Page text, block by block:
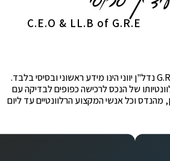
C.E.O & LL.B of G.R.E
*כל המידע המוצג באתר G.R.E נדל"ן יווני הינו מידע ראשוני ובסיסי בלבד.
של הנכס לרכישה כפופים לבדיקה עם
מהנדס וכל אנשי המקצוע הרלוונטיים עד ליום